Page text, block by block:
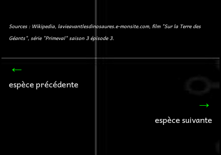
Sources : Wikipedia, lavieavantlesdinosaures.e-monsite.com, film "Sur la Terre des
Géants", série "Primeval" saison 3 épisode 3.
←
espèce précédente
→
espèce suivante